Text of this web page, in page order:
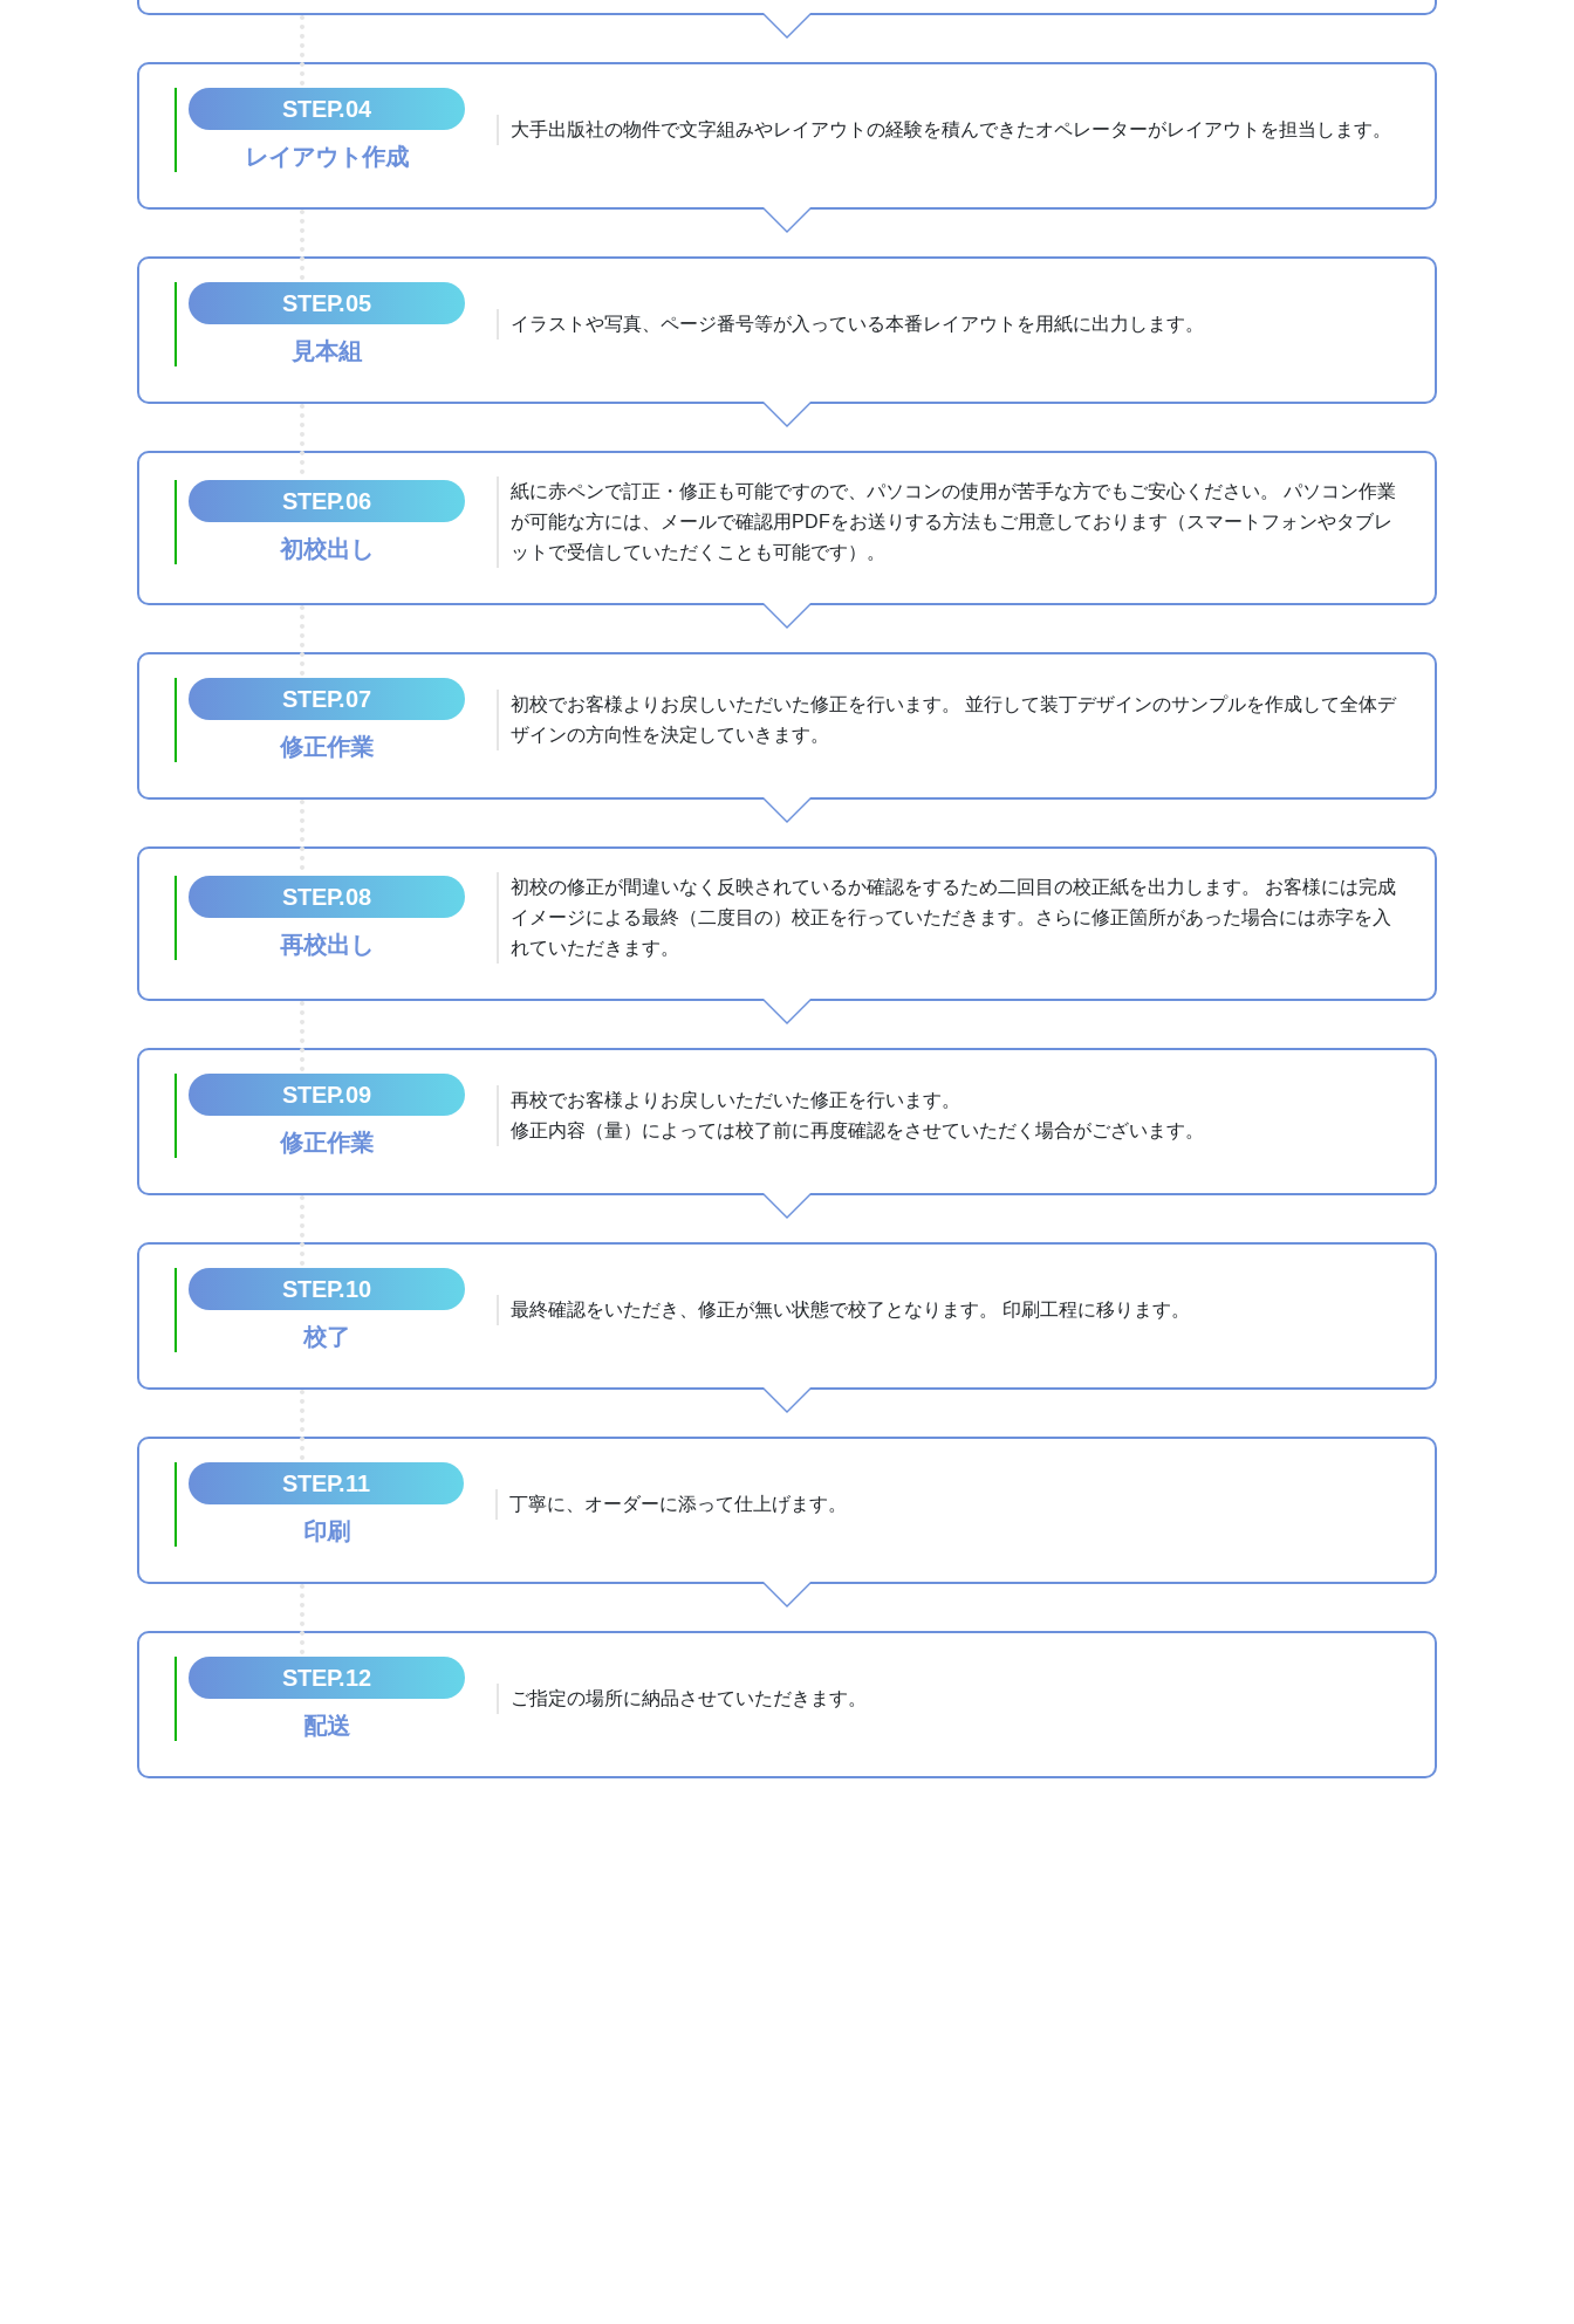
STEP.04
レイアウト作成
大手出版社の物件で文字組みやレイアウトの経験を積んできたオペレーターがレイアウトを担当します。
STEP.05
見本組
イラストや写真、ページ番号等が入っている本番レイアウトを用紙に出力します。
STEP.06
初校出し
紙に赤ペンで訂正・修正も可能ですので、パソコンの使用が苦手な方でもご安心ください。 パソコン作業
が可能な方には、メールで確認用PDFをお送りする方法もご用意しております（スマートフォンやタブレ
ットで受信していただくことも可能です）。
STEP.07
修正作業
初校でお客様よりお戻しいただいた修正を行います。 並行して装丁デザインのサンプルを作成して全体デ
ザインの方向性を決定していきます。
STEP.08
再校出し
初校の修正が間違いなく反映されているか確認をするため二回目の校正紙を出力します。 お客様には完成
イメージによる最終（二度目の）校正を行っていただきます。さらに修正箇所があった場合には赤字を入
れていただきます。
STEP.09
修正作業
再校でお客様よりお戻しいただいた修正を行います。
修正内容（量）によっては校了前に再度確認をさせていただく場合がございます。
STEP.10
校了
最終確認をいただき、修正が無い状態で校了となります。 印刷工程に移ります。
STEP.11
印刷
丁寧に、オーダーに添って仕上げます。
STEP.12
配送
ご指定の場所に納品させていただきます。